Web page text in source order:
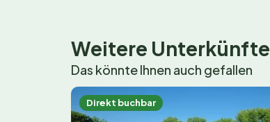
Weitere
Das könnte Ihnen auch gefallen
Direkt buchbar